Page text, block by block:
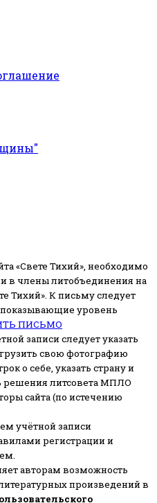
«Свете Тихий», необходимо
в члены литобъединения на
Тихий». К письму следует
уровень
ПИСЬМО
записи следует указать
свою фотографию
о себе, указать страну и
решения литсовета МПЛО
сайта (по истечению
учётной записи
регистрации и
авторам возможность
произведений в